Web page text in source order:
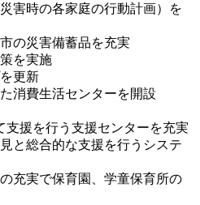
害時の各家庭の行動計画）を
の災害備蓄品を充実
を実施
更新
消費生活センターを開設
支援を行う支援センターを充実
と総合的な支援を行うシステ
充実で保育園、学童保育所の